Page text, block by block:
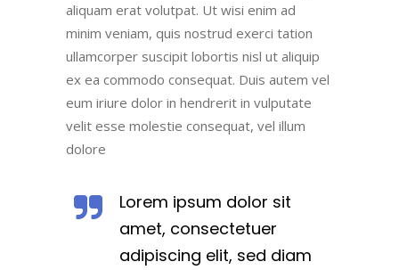
aliquam erat volutpat. Ut wisi enim ad
minim veniam, quis nostrud exerci tation
ullamcorper suscipit lobortis nisl ut aliquip
ex ea commodo consequat. Duis autem vel
eum iriure dolor in hendrerit in vulputate
velit esse molestie consequat, vel illum
dolore
Lorem ipsum dolor sit
amet, consectetuer
adipiscing elit, sed diam